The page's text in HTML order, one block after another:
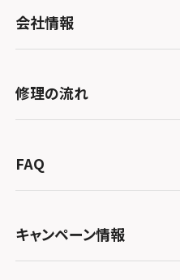
北海道・東北
スマホスピタル大丸札幌
関東
スマホスピタル宇都宮
スマホスピタル 高崎
スマホスピタル鴻巣
スマホスピタル テルル
スマホスピタル 熊谷
北陸・甲信越
スマホスピタルアル・プ
スマホスピタル 北陸
スマホスピタル 長野
東海
スマホスピタル岐阜
スマホスピタル 浜松
スマホスピタル静岡パ
関西
スマホスピタル 大阪梅
スマホスピタル by デ
中国・四国
会社情報
会社概要
総務省登録業者
特定商取引法に関する
プライバシーポリシー
郵送修理依頼
修理の流れ
郵送修理の流れ
FAQ
キャンペーン情報